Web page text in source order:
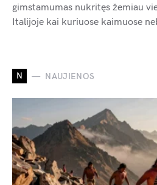
gimstamumas nukritęs žemiau
Italijoje kai kuriuose kaimuose
N NAUJIENOS